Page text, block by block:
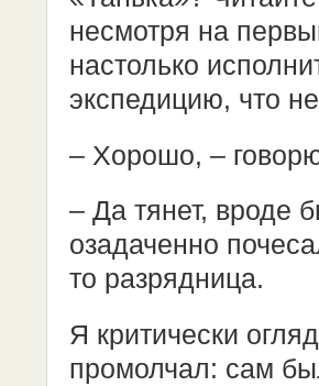
несмотря на
настолько
экспедицию, что
– Хорошо, –
– Да тянет, вроде
озадаченно
то разрядница.
Я критически
промолчал: сам